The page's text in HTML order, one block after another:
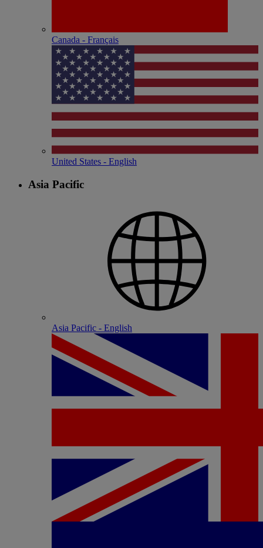
Canada - Français
United States - English
Asia Pacific
Asia Pacific - English